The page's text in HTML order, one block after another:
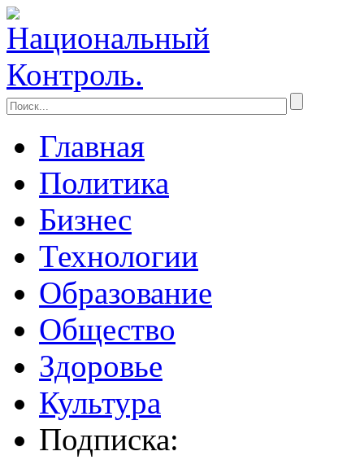
Главная
Политика
Бизнес
Технологии
Образование
Общество
Здоровье
Культура
Подписка: